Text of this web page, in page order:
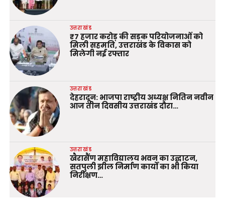
उत्तराखंड
₹7 हजार करोड़ की सड़क परियोजनाओं को
मिली सहमति, उत्तराखंड के विकास को
मिलेगी नई रफ्तार
उत्तराखंड
देहरादून: भाजपा राष्ट्रीय अध्यक्ष नितिन नवीन
आज तीन दिवसीय उत्तराखंड दौरा…
उत्तराखंड
खैरासैंण महाविद्यालय भवन का उद्घाटन,
सतपुली झील निर्माण कार्यों का भी किया
निरीक्षण…